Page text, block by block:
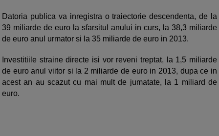
Datoria publica va inregistra o traiectorie descendenta, de la
39 miliarde de euro la sfarsitul anului in curs, la 38,3 miliarde
de euro anul urmator si la 35 miliarde de euro in 2013.
Investitiile straine directe isi vor reveni treptat, la 1,5 miliarde
de euro anul viitor si la 2 miliarde de euro in 2013, dupa ce in
acest an au scazut cu mai mult de jumatate, la 1 miliard de
euro.